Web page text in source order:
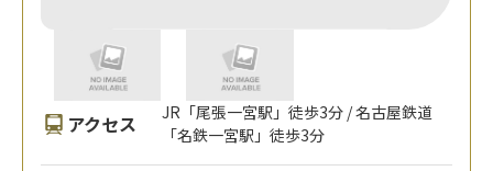
アクセス
JR「尾張一宮駅」徒歩3分 / 名古屋鉄道
「名鉄一宮駅」徒歩3分